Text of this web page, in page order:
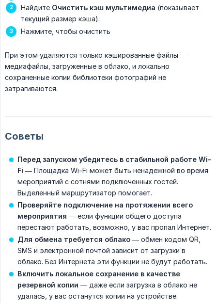
Найдите Очистить кэш мультимедиа (показывает
текущий размер кэша).
Нажмите, чтобы очистить
При этом удаляются только кэшированные файлы —
медиафайлы, загруженные в облако, и локально
сохраненные копии библиотеки фотографий не
затрагиваются.
Советы
Перед запуском убедитесь в стабильной работе Wi-
Fi — Площадка Wi-Fi может быть ненадежной во время
мероприятий с сотнями подключенных гостей.
Выделенный маршрутизатор помогает.
Проверяйте подключение на протяжении всего
мероприятия — если функции общего доступа
перестают работать, возможно, у вас пропал Интернет.
Для обмена требуется облако — обмен кодом QR,
SMS и электронной почтой зависит от загрузки в
облако. Без Интернета эти функции не будут работать.
Включить локальное сохранение в качестве
резервной копии — даже если загрузка в облако не
удалась, у вас останутся копии на устройстве.